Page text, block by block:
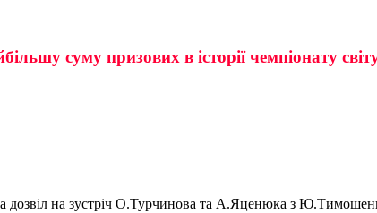
суму призових в історії чемпіонату
дозвіл на зустріч О.Турчинова та А.Яценюка з